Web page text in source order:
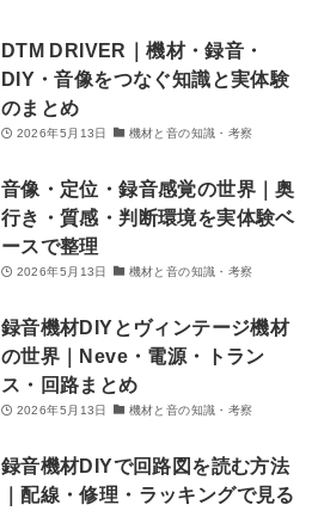
DTM DRIVER｜機材・録音・
DIY・音像をつなぐ知識と実体験
のまとめ
2026年5月13日 機材と音の知識・考察
音像・定位・録音感覚の世界｜奥
行き・質感・判断環境を実体験ベ
ースで整理
2026年5月13日 機材と音の知識・考察
録音機材DIYとヴィンテージ機材
の世界｜Neve・電源・トラン
ス・回路まとめ
2026年5月13日 機材と音の知識・考察
録音機材DIYで回路図を読む方法
｜配線・修理・ラッキングで見る